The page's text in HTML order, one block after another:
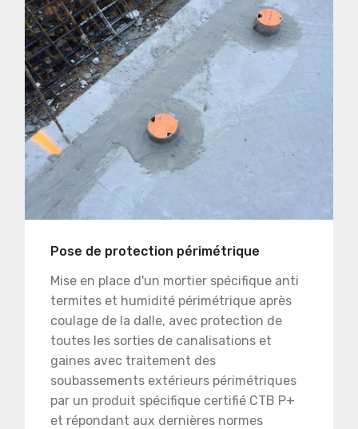
Pose de protection périmétrique
Mise en place d'un mortier spécifique anti
termites et humidité périmétrique après
coulage de la dalle, avec protection de
toutes les sorties de canalisations et
gaines avec traitement des
soubassements extérieurs périmétriques
par un produit spécifique certifié CTB P+
et répondant aux dernières normes